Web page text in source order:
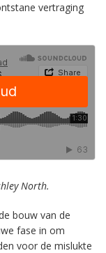
vertraging
North.
bouw van de
fase in om
voor de mislukte